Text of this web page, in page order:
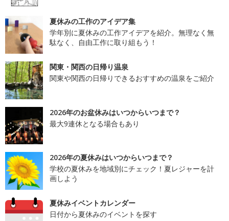
夏休みの工作のアイデア集
学年別に夏休みの工作アイデアを紹介。無理なく無
駄なく、自由工作に取り組もう！
関東・関西の日帰り温泉
関東や関西の日帰りできるおすすめの温泉をご紹介
2026年のお盆休みはいつからいつまで？
最大9連休となる場合もあり
2026年の夏休みはいつからいつまで？
学校の夏休みを地域別にチェック！夏レジャーを計
画しよう
夏休みイベントカレンダー
日付から夏休みのイベントを探す